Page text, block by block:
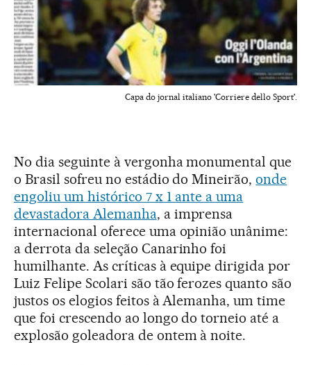
Capa do jornal italiano 'Corriere dello Sport'.
No dia seguinte à vergonha monumental que
o Brasil sofreu no estádio do Mineirão,onde
engoliu um histórico 7 x 1 ante a uma
devastadora Alemanha, a imprensa
internacional oferece uma opinião unânime:
a derrota da seleção Canarinho foi
humilhante. As críticas à equipe dirigida por
Luiz Felipe Scolari são tão ferozes quanto são
justos os elogios feitos à Alemanha, um time
que foi crescendo ao longo do torneio até a
explosão goleadora de ontem à noite.